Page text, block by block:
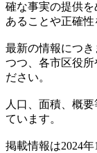
確な事実の提供
あることや正確性
最新の情報につ
つつ、各市区役所
ださい。
人口、面積、概
ています。
掲載情報は2024